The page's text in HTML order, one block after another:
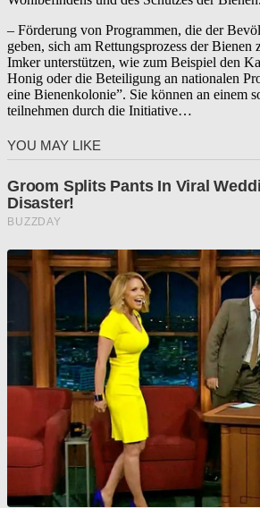
– Förderung von Programmen, die der
geben, sich am Rettungsprozess der Bienen
Imker unterstützen, wie zum Beispiel den
Honig oder die Beteiligung an nationalen
eine Bienenkolonie”. Sie können an einem
teilnehmen durch die Initiative…